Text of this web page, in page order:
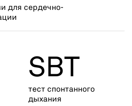
для сердечно-
SBT
тест спонтанного
дыхания